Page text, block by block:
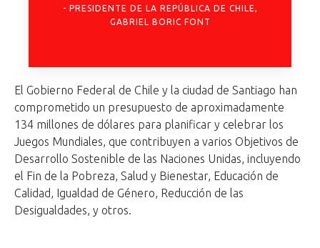
PRESIDENTE DE LA REPÚBLICA DE CHILE,
GABRIEL BORIC FONT
El Gobierno Federal de Chile y la ciudad de Santiago han
comprometido un presupuesto de aproximadamente
134 millones de dólares para planificar y celebrar los
Juegos Mundiales, que contribuyen a varios Objetivos de
Desarrollo Sostenible de las Naciones Unidas, incluyendo
el Fin de la Pobreza, Salud y Bienestar, Educación de
Calidad, Igualdad de Género, Reducción de las
Desigualdades, y otros.